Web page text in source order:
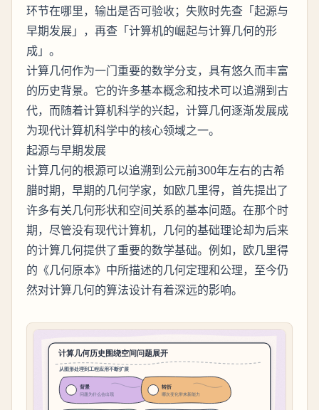
环节在哪里，输出是否可验收；失败时先查「起源与
早期发展」，再查「计算机的崛起与计算几何的形
成」。
计算几何作为一门重要的数学分支，具有悠久而丰富
的历史背景。它的许多基本概念和技术可以追溯到古
代，而随着计算机科学的兴起，计算几何逐渐发展成
为现代计算机科学中的核心领域之一。
起源与早期发展
计算几何的根源可以追溯到公元前300年左右的古希
腊时期，早期的几何学家，如欧几里得，首先提出了
许多有关几何形状和空间关系的基本问题。在那个时
期，尽管没有现代计算机，几何的基础理论却为后来
的计算几何提供了重要的数学基础。例如，欧几里得
的《几何原本》中所描述的几何定理和公理，至今仍
然对计算几何的算法设计有着深远的影响。